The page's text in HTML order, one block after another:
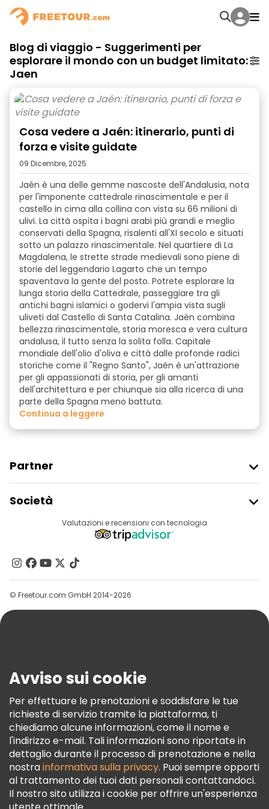
Blog di viaggio - Suggerimenti per
esplorare il mondo con un budget limitato:
Jaen
Cosa vedere a Jaén: itinerario, punti di
forza e visite guidate
09 Dicembre, 2025
Jaén è una delle gemme nascoste dell'Andalusia, nota
per l'imponente cattedrale rinascimentale e per il
castello in cima alla collina con vista su 66 milioni di
ulivi. La città ospita i bagni arabi più grandi e meglio
conservati della Spagna, risalenti all'XI secolo e situati
sotto un palazzo rinascimentale. Nel quartiere di La
Magdalena, le strette strade medievali sono piene di
storie del leggendario Lagarto che un tempo
spaventava la gente del posto. Potrete esplorare la
lunga storia della Cattedrale, passeggiare tra gli
antichi bagni islamici o godervi l'ampia vista sugli
uliveti dal Castello di Santa Catalina. Jaén combina
bellezza rinascimentale, storia moresca e vera cultura
andalusa, il tutto senza la solita folla. Capitale
mondiale dell'olio d'oliva e città dalle profonde radici
storiche come il "Regno Santo", Jaén è un'attrazione
per gli appassionati di storia, per gli amanti
dell'architettura e per chiunque sia alla ricerca di una
parte della Spagna meno battuta.
continua a leggere
Partner
Accesso Del Fornitore
Programma Di Affiliazione
Società
Destinazioni
Contattaci
Gruppi
Aiuto
Termini E Condizioni
Informativa Sui Cookie
Freetour Premi
Programma Di Fidelizzazione
Valutazioni e recensioni con tecnologia
© Freetour.com GmbH 2014-2026
Avviso sui cookie
Per effettuare le prenotazioni e soddisfare le tue
richieste di servizio tramite la piattaforma, ti
chiediamo alcune informazioni, come il nome e
l'indirizzo e-mail. Tali informazioni sono riportate in
dettaglio durante il processo di prenotazione e nella
nostrainformativa sulla privacy. Puoi sempre opporti
al trattamento dei tuoi dati personali contattandoci.
Il nostro sito utilizza i cookie per offrire un'esperienza